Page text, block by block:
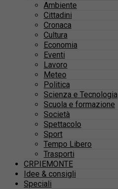
Ambiente
Cittadini
Cronaca
Cultura
Economia
Eventi
Lavoro
Meteo
Politica
Scienza e Tecnologia
Scuola e formazione
Società
Spettacolo
Sport
Tempo Libero
Trasporti
CRPIEMONTE
Idee & consigli
Speciali